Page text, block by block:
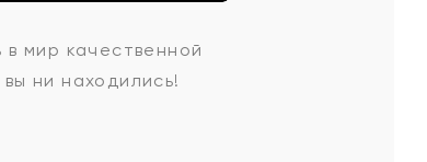
мир качественной
ни находились!